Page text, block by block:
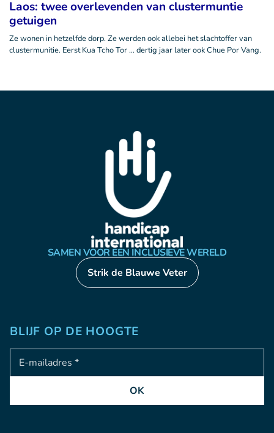
Laos: twee overlevenden van clustermuntie
getuigen
Ze wonen in hetzelfde dorp. Ze werden ook allebei het slachtoffer van
clustermunitie. Eerst Kua Tcho Tor … dertig jaar later ook Chue Por Vang.
SAMEN VOOR EEN INCLUSIEVE WERELD
Strik de Blauwe Veter
BLIJF OP DE HOOGTE
Adresse e-mail
OK